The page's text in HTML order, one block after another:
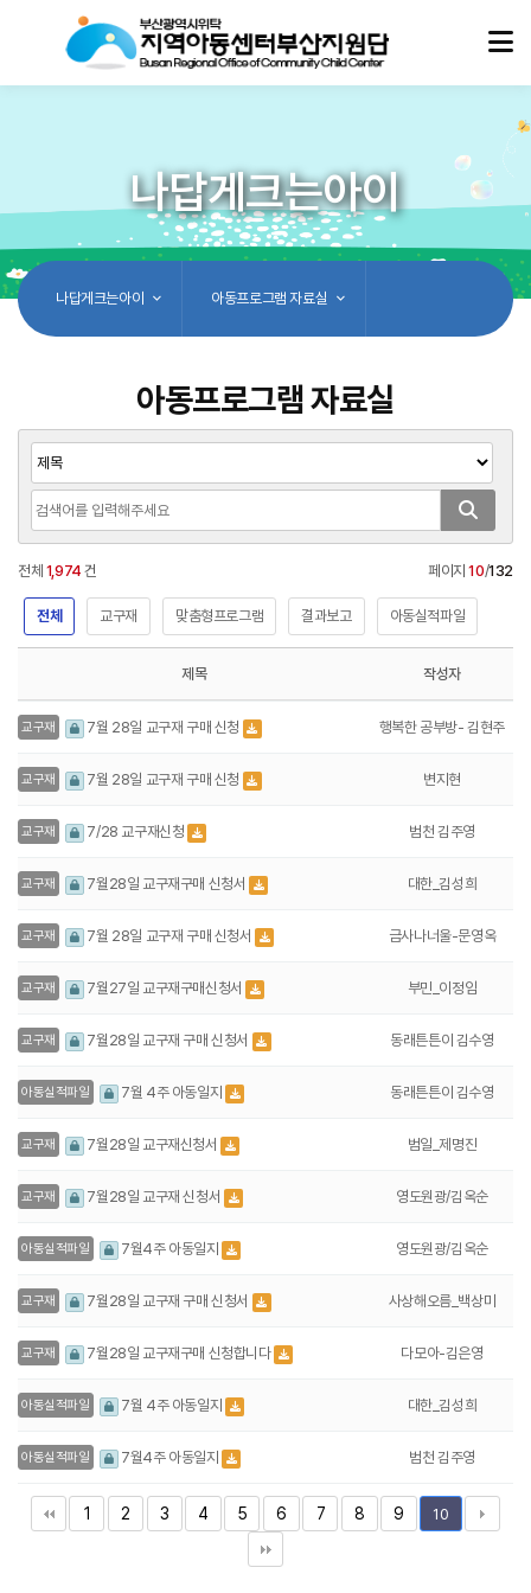
나답게크는아이
나답게크는아이 아동프로그램 자료실
아동프로그램 자료실
전체 1,974 건 페이지10/132
전체 교구재 맞춤형프로그램 결과보고 아동실적파일
제목 작성자
교구재 7월 28일 교구재 구매 신청 행복한 공부방- 김현주
교구재 7월 28일 교구재 구매 신청 변지현
교구재 7/28 교구재신청 범천 김주영
교구재 7월28일 교구재구매 신청서 대한_김성희
교구재 7월 28일 교구재 구매 신청서 금사나너울-문영옥
교구재 7월27일 교구재구매신청서 부민_이정임
교구재 7월28일 교구재 구매 신청서 동래튼튼이 김수영
아동실적파일 7월 4주 아동일지 동래튼튼이 김수영
교구재 7월28일 교구재신청서 범일_제명진
교구재 7월28일 교구재 신청서 영도원광/김옥순
아동실적파일 7월4주 아동일지 영도원광/김옥순
교구재 7월28일 교구재 구매 신청서 사상해오름_백상미
교구재 7월28일 교구재구매 신청합니다 다모아-김은영
아동실적파일 7월 4주 아동일지 대한_김성희
아동실적파일 7월4주 아동일지 범천 김주영
1 2 3 4 5 6 7 8 9 10